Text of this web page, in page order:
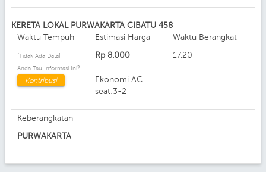
KERETA LOKAL PURWAKARTA CIBATU 458
Waktu Tempuh
[Tidak Ada Data]
Anda Tau Informasi Ini?
Kontribusi
Estimasi Harga
Rp 8.000
Ekonomi AC
seat:3-2
Waktu Berangkat
17.20
Keberangkatan
PURWAKARTA